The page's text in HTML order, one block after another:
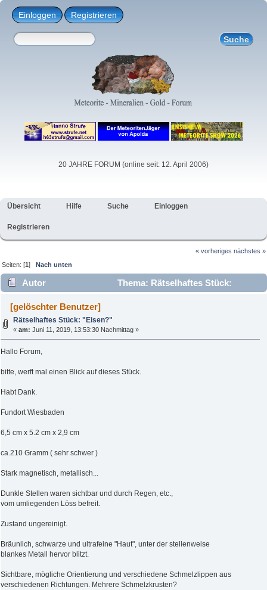
Einloggen Registrieren
20 JAHRE FORUM (online seit: 12. April 2006)
Übersicht Hilfe Suche Einloggen
Registrieren
« vorheriges nächstes »
Seiten: [1]Nach unten
Autor
Thema: Rätselhaftes Stück:
"Eisen?" (Gelesen 3345 mal)
[gelöschter Benutzer]
Rätselhaftes Stück: "Eisen?"
«am: Juni 11, 2019, 13:53:30 Nachmittag »
Hallo Forum,
bitte, werft mal einen Blick auf dieses Stück.
Habt Dank.
Fundort Wiesbaden
6,5 cm x 5.2 cm x 2,9 cm
ca.210 Gramm ( sehr schwer )
Stark magnetisch, metallisch...
Dunkle Stellen waren sichtbar und durch Regen, etc.,
vom umliegenden Löss befreit.
Zustand ungereinigt.
Bräunlich, schwarze und ultrafeine "Haut", unter der stellenweise
blankes Metall hervor blitzt.
Sichtbare, mögliche Orientierung und verschiedene Schmelzlippen aus
verschiedenen Richtungen. Mehrere Schmelzkrusten?